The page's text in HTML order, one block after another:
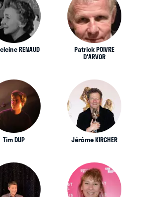
RENAUD Patrick POIVRE
D'ARVOR
Tim DUP Jérôme KIRCHER